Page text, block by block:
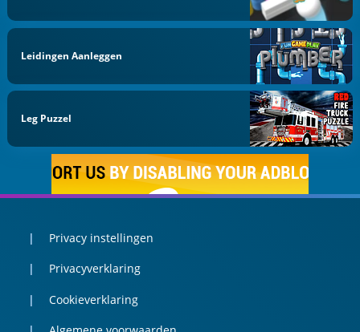
Leidingen Aanleggen
Leg Puzzel
Privacy instellingen
Privacyverklaring
Cookieverklaring